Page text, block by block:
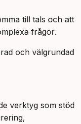
till tals och att
frågor.
och välgrundad
verktyg som stöd